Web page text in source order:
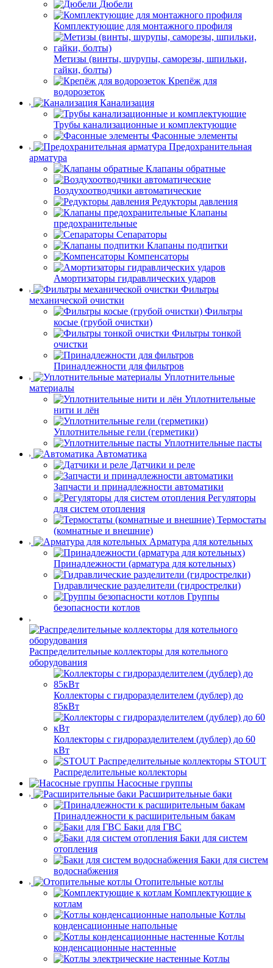
Дюбели
Комплектующие для монтажного профиля
Метизы (винты, шурупы, саморезы, шпильки,
гайки, болты)
Крепёж для
водорозеток
Канализация
Трубы канализационные и комплектующие
Фасонные элементы
Предохранительная
арматура
Клапаны обратные
Воздухоотводчики автоматические
Редукторы давления
Клапаны
предохранительные
Сепараторы
Клапаны подпитки
Компенсаторы
Амортизаторы гидравлических ударов
Фильтры
механической очистки
Фильтры
косые (грубой очистки)
Фильтры тонкой
очистки
Принадлежности для фильтров
Уплотнительные
материалы
Уплотнительные
нити и лён
Уплотнительные гели (герметики)
Уплотнительные пасты
Автоматика
Датчики и реле
Запчасти и принадлежности автоматики
Регуляторы
для систем отопления
Термостаты
(комнатные и внешние)
Арматура для котельных
Принадлежности (арматура для котельных)
Гидравлические разделители (гидрострелки)
Группы
безопасности котлов
Распределительные коллекторы для котельного
оборудования
Коллекторы с гидроразделителем (дублер) до
85кВт
Коллекторы с гидроразделителем (дублер) до 60
кВт
STOUT
Распределительные коллекторы
Насосные группы
Расширительные баки
Принадлежности к расширительным бакам
Баки для ГВС
Баки для систем
отопления
Баки для систем
водоснабжения
Отопительные котлы
Комплектующие к
котлам
Котлы
конденсационные напольные
Котлы
конденсационные настенные
Котлы